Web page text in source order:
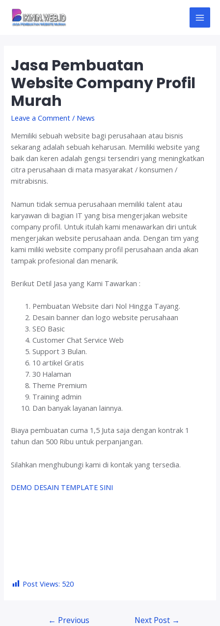
content
M
N
N
U
Jasa Pembuatan
Website Company Profil
Murah
Leave a Comment / News
Memiliki sebuah website bagi perusahaan atau bisnis
sekarang adalah sebuah keharusan. Memiliki website yang
baik dan keren adalah gengsi tersendiri yang meningkatkan
citra perusahaan di mata masyarakat / konsumen /
mitrabisnis.
Namun tidak semua perusahaan memiliki talent atau
karyawan di bagian IT yang bisa mengerjakan website
company profil. Untuk itulah kami menawarkan diri untuk
mengerjakan website perusahaan anda. Dengan tim yang
kami miliki website company profil perusahaan anda akan
tampak profesional dan menarik.
Berikut Detil Jasa yang Kami Tawarkan :
Pembuatan Website dari Nol Hingga Tayang.
Desain banner dan logo website perusahaan
SEO Basic
Customer Chat Service Web
Support 3 Bulan.
10 artikel Gratis
30 Halaman
Theme Premium
Training admin
Dan banyak layanan lainnya.
Biaya pembuatan cuma 1,5 Juta saja dengan kontrak 1
tahun dan 500 Ribu untuk perpanjangan.
Silahkan menghubungi kami di kontak yang tersedia.
DEMO DESAIN TEMPLATE SINI
Post Views: 520
← Previous
Next Post →